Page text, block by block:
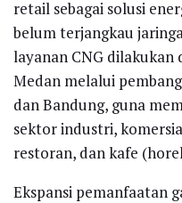
retail sebagai solusi
belum terjangkau
layanan CNG dilakukan
Medan melalui
dan Bandung, guna
sektor industri,
restoran, dan kafe
Ekspansi pemanfaatan